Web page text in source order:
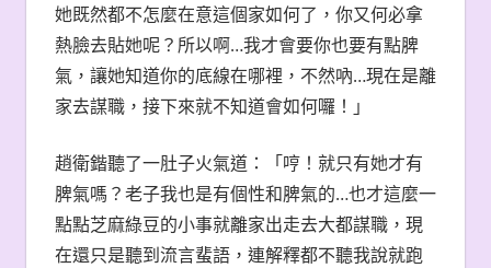
她既然都不怎麼在意這個家如何了，你又何必拿
熱臉去貼她呢？所以啊…我才會要你也要有點脾
氣，讓她知道你的底線在哪裡，不然吶…現在是離
家去謀職，接下來就不知道會如何囉！」
趙衛鍇聽了一肚子火氣道：「哼！就只有她才有
脾氣嗎？老子我也是有個性和脾氣的…也才這麼一
點點芝麻綠豆的小事就離家出走去大都謀職，現
在還只是聽到流言蜚語，連解釋都不聽我說就跑